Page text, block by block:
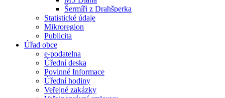
Šermíři z Drahšperka
Statistické údaje
Mikroregion
Publicita
Úřad obce
e-podatelna
Úřední deska
Povinné Informace
Úřední hodiny
Veřejné zakázky